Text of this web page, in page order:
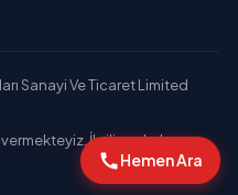
Sanayi Ve Ticaret Limited
İlgili markaların
Hemen Ara